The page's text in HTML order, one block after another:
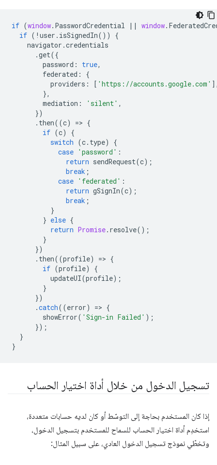
if (window. PasswordCredential || window.
if ( ! user . isSignedIn())
{
navigator .credentials
.get({
password : true,
federated :
{
providers : [ 'https://accounts.google.com'
},
mediation : 'silent' ,
})
. then((c) => {
if (c)
{
switch (c. type)
{
case 'password' :
return sendRequest(c);
break ;
case 'federated' :
return gSignIn(c);
break ;
}
} else {
return Promise. resolve();
}
})
. then((profile) => {
if (profile)
{
updateUI(profile);
}
})
.catch((error) => {
showError( 'Sign-in Failed' );
});
}
}
تسجيل الدخول من خلال أداة اختيار الحساب
إذا كان المستخدم بحاجة إلى التوسّط أو كان لديه حسابات متعددة،
استخدِم أداة اختيار الحساب للسماح للمستخدم بتسجيل الدخول،
وتخطّي نموذج تسجيل الدخول العادي، على سبيل المثال: